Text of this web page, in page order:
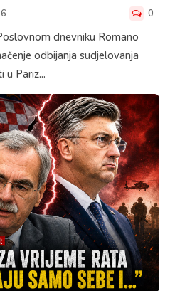
0
dnevniku Romano
odbijanja sudjelovanja
u Pariz...